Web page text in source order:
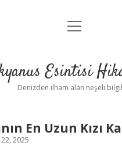
Anasayfa
Yasal Uyarı
menüyü
Esintisi
Denizden ilham alan neşeli
En Uzun Kızı
2025